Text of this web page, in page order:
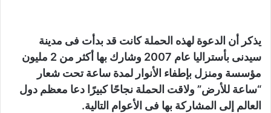
يذكر أن الدعوة لهذه الحملة كانت قد بدأت فى مدينة
سيدنى بأستراليا عام 2007 وشارك بها أكثر من 2 مليون
مؤسسة ومنزل بإطفاء الأنوار لمدة ساعة تحت شعار
“ساعة للأرض” ولاقت الحملة نجاحًا كبيرًا دعا معظم دول
العالم إلى المشاركة بها فى الأعوام التالية.